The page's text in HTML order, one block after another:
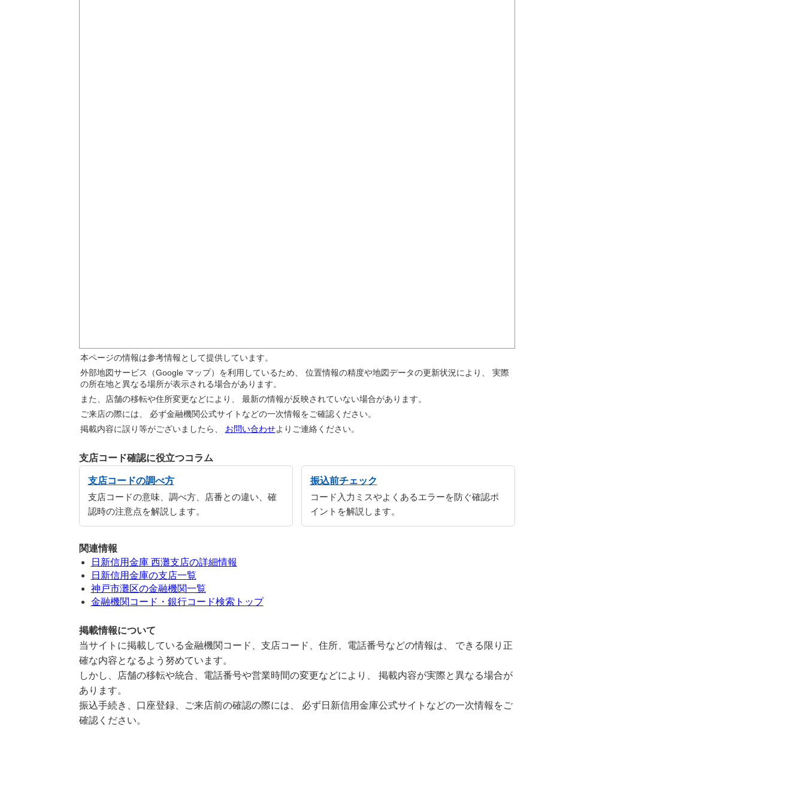
本ページの情報は参考情報として提供しています。
外部地図サービス（Google マップ）を利用しているため、 位置情報の精度や地図データの更新状況により、 実際
の所在地と異なる場所が表示される場合があります。
また、店舗の移転や住所変更などにより、 最新の情報が反映されていない場合があります。
ご来店の際には、 必ず金融機関公式サイトなどの一次情報をご確認ください。
掲載内容に誤り等がございましたら、 お問い合わせよりご連絡ください。
支店コード確認に役立つコラム
支店コードの調べ方
支店コードの意味、調べ方、店番との違い、確
認時の注意点を解説します。
振込前チェック
コード入力ミスやよくあるエラーを防ぐ確認ポ
イントを解説します。
関連情報
日新信用金庫 西灘支店の詳細情報
日新信用金庫の支店一覧
神戸市灘区の金融機関一覧
金融機関コード・銀行コード検索トップ
掲載情報について
当サイトに掲載している金融機関コード、支店コード、住所、電話番号などの情報は、 できる限り正
確な内容となるよう努めています。
しかし、店舗の移転や統合、電話番号や営業時間の変更などにより、 掲載内容が実際と異なる場合が
あります。
振込手続き、口座登録、ご来店前の確認の際には、 必ず日新信用金庫公式サイトなどの一次情報をご
確認ください。